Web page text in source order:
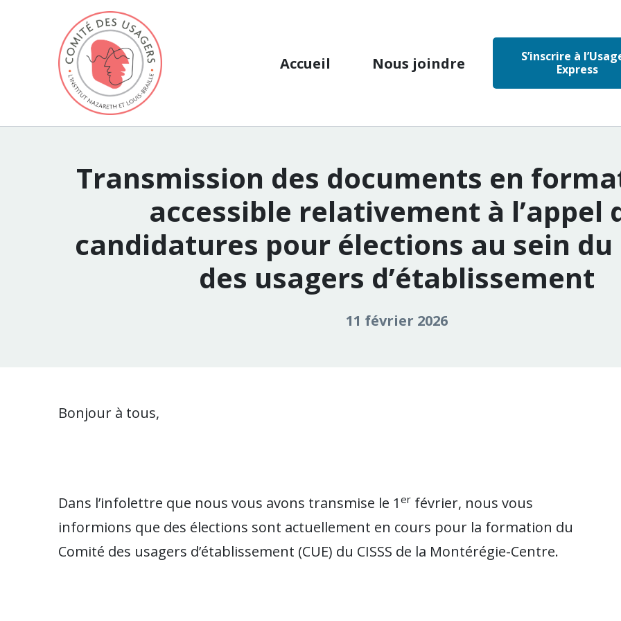
Aller au contenu
Accueil Nous joindre
S’inscrire à
Express
Transmission des documents en
accessible relativement à l’appel
candidatures pour élections au sein du
des usagers d’établissement
11 février 2026
Bonjour à tous,
Dans l’infolettre que nous vous avons transmise le 1 er février, nous vous
informions que des élections sont actuellement en cours pour la formation du
Comité des usagers d’établissement (CUE) du CISSS de la Montérégie-Centre.